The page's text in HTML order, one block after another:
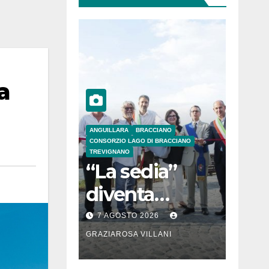
ANGUILLARA
BRACCIANO
CONSORZIO LAGO DI BRACCIANO
TREVIGNANO
“La sedia”
diventa
Belvedere sul
lago di
Bracciano: ieri
7 AGOSTO 2026
GRAZIAROSA VILLANI